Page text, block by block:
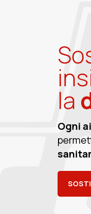
la
Ogni